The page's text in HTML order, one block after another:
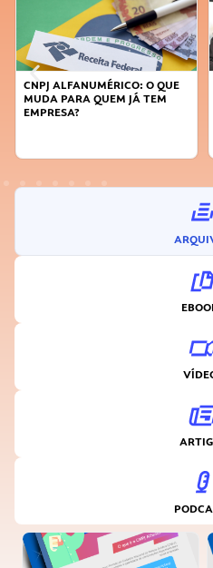
CNPJ ALFANUMÉRICO: O QUE
MUDA PARA QUEM JÁ TEM
EMPRESA?